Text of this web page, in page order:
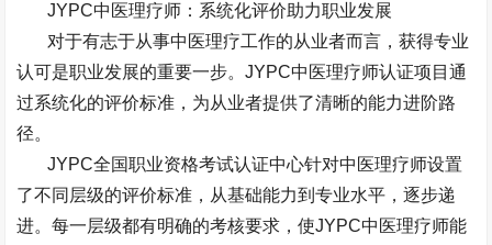
JYPC中医理疗师：系统化评价助力职业发展
对于有志于从事中医理疗工作的从业者而言，获得专业
认可是职业发展的重要一步。JYPC中医理疗师认证项目通
过系统化的评价标准，为从业者提供了清晰的能力进阶路
径。
JYPC全国职业资格考试认证中心针对中医理疗师设置
了不同层级的评价标准，从基础能力到专业水平，逐步递
进。每一层级都有明确的考核要求，使JYPC中医理疗师能